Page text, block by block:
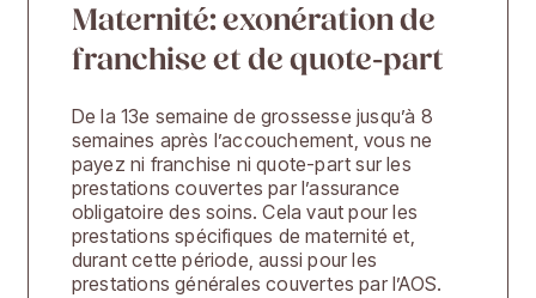
Maternité: exonération de
franchise et de quote-part
De la 13e semaine de grossesse jusqu’à 8
semaines après l’accouchement, vous ne
payez ni franchise ni quote-part sur les
prestations couvertes par l’assurance
obligatoire des soins. Cela vaut pour les
prestations spécifiques de maternité et,
durant cette période, aussi pour les
prestations générales couvertes par l’AOS.